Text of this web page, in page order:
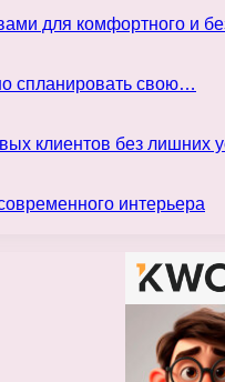
для комфортного и
спланировать свою…
клиентов без лишних
интерьера